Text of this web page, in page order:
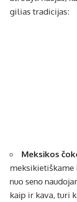
gilias tradicijas:
Meksikos
meksikietiškame
nuo seno
kaip ir kava, turi